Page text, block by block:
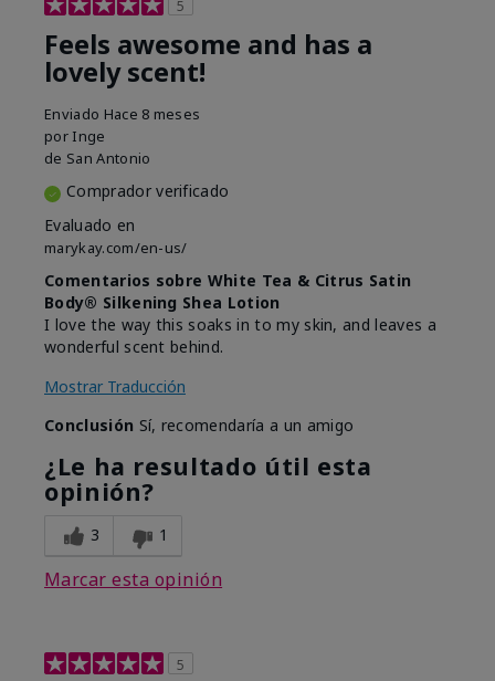
5
Feels awesome and has a
lovely scent!
Enviado Hace 8 meses
por Inge
de San Antonio
Comprador verificado
Evaluado en
marykay.com/en-us/
Comentarios sobre White Tea & Citrus Satin
Body® Silkening Shea Lotion
I love the way this soaks in to my skin, and leaves a
wonderful scent behind.
Mostrar Traducción
Conclusión Sí, recomendaría a un amigo
¿Le ha resultado útil esta
opinión?
3 1
Marcar esta opinión
5